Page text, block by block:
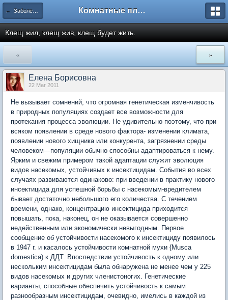
← Заболевания и вредители Комнатные плодовые экзоты
Клещ жил, клещ жив, клещ будет жить.
« »
Елена Борисовна
22 Mar 2011
Не вызывает сомнений, что огромная генетическая изменчивость
в природных популяциях создает все возможности для
протекания процесса эволюции. Не удивительно поэтому, что при
всяком появлении в среде нового фактора- изменении климата,
появлении нового хищника или конкурента, загрязнении среды
человеком—популяции обычно способны адаптироваться к нему.
Ярким и свежим примером такой адаптации служит эволюция
видов насекомых, устойчивых к инсектицидам. События во всех
случаях развиваются одинаково: при введении в практику нового
инсектицида для успешной борьбы с насекомым-вредителем
бывает достаточно небольшого его количества. С течением
времени, однако, концентрацию инсектицида приходится
повышать, пока, наконец, он не оказывается совершенно
недейственным или экономически невыгодным. Первое
сообщение об устойчивости насекомого к инсектициду появилось
в 1947 г. и касалось устойчивости комнатной мухи {Musca
domestica) к ДДТ. Впоследствии устойчивость к одному или
нескольким инсектицидам была обнаружена не менее чем у 225
видов насекомых и других членистоногих. Генетические
варианты, способные обеспечить устойчивость к самым
разнообразным инсектицидам, очевидно, имелись в каждой из